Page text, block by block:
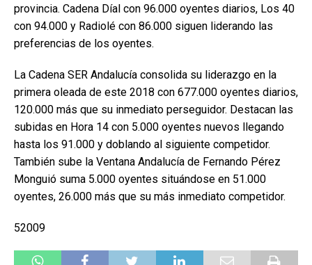
provincia. Cadena Díal con 96.000 oyentes diarios, Los 40
con 94.000 y Radiolé con 86.000 siguen liderando las
preferencias de los oyentes.
La Cadena SER Andalucía consolida su liderazgo en la
primera oleada de este 2018 con 677.000 oyentes diarios,
120.000 más que su inmediato perseguidor. Destacan las
subidas en Hora 14 con 5.000 oyentes nuevos llegando
hasta los 91.000 y doblando al siguiente competidor.
También sube la Ventana Andalucía de Fernando Pérez
Monguió suma 5.000 oyentes situándose en 51.000
oyentes, 26.000 más que su más inmediato competidor.
52009